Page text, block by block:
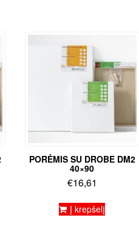
PORĖMIS SU DROBE DM2
40×90
€16,61
Į krepšelį